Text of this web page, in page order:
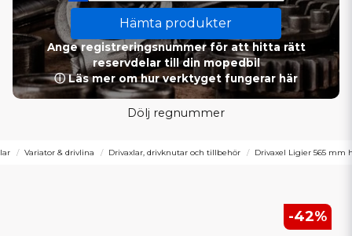
Hämta produkter
Ange registreringsnummer för att hitta rätt
reservdelar till din mopedbil
ⓘ Läs mer om hur verktyget fungerar här
Dölj regnummer
Variator & drivlina Drivaxlar, drivknutar och tillbehör Drivaxel Ligier 565 mm
-42%